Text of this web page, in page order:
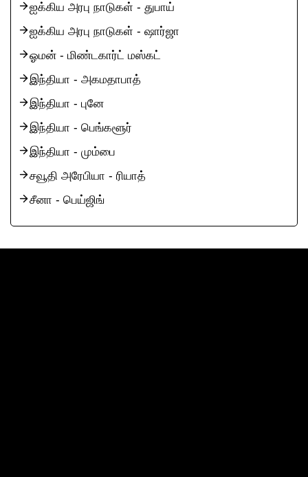
ஐக்கிய அரபு நாடுகள் - துபாய்
ஐக்கிய அரபு நாடுகள் - ஷார்ஜா
ஓமன் - மிண்டகார்ட் மஸ்கட்
இந்தியா - அகமதாபாத்
இந்தியா - புனே
இந்தியா - பெங்களூர்
இந்தியா - மும்பை
சவூதி அரேபியா - ரியாத்
சீனா - பெய்ஜிங்